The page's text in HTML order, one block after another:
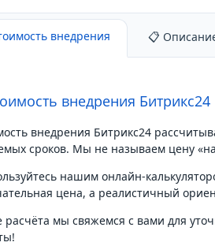
внедрения 📋
внедрения Битрикс24
внедрения Битрикс24
сроков. Мы не называем цену
нашим онлайн-
цена, а реалистичный
расчёта мы свяжемся с вами для